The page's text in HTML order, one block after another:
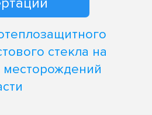
стекла на
месторождений